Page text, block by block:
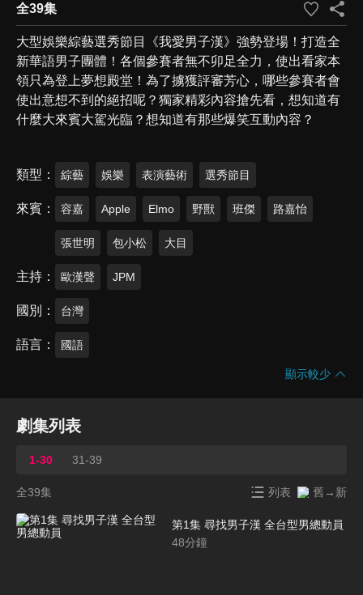
全39集
大型娛樂綜藝選秀節目《我愛男子漢》強勢登場！打造全
新華語男子團體！各個參賽者無不卯足全力，使出看家本
領只為登上夢想殿堂！為了擄獲評審芳心，哪些參賽者會
使出意想不到的絕招呢？獨家精彩內容搶先看，想知道有
什麼大來賓大駕光臨？想知道有那些爆笑互動內容？
類型 綜藝 娛樂 表演藝術 選秀節目
來賓 容嘉 Apple Elmo 野獸 班傑 路嘉怡
張世明 包小松 大目
主持 歐漢聲 JPM
國別 台灣
語言 國語
顯示較少
劇集列表
1-30 31-39
全39集 列表 舊→新
第1集 尋找男子漢 全台型男總動員
48分鐘